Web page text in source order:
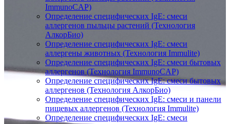
ImmunoCAP)
Определение специфических IgE: смеси
аллергенов пыльцы растений (Технология
АлкорБио)
Определение специфических IgE: смеси
аллергены животных (Технология Immulite)
Определение специфических IgE: смеси бытовых
аллергенов (Технология ImmunoCAP)
Определение специфических IgE: смеси бытовых
аллергенов (Технология АлкорБио)
Определение специфических IgE: смеси и панели
пищевых аллергенов (Технология Immulite)
Определение специфических IgE: смеси